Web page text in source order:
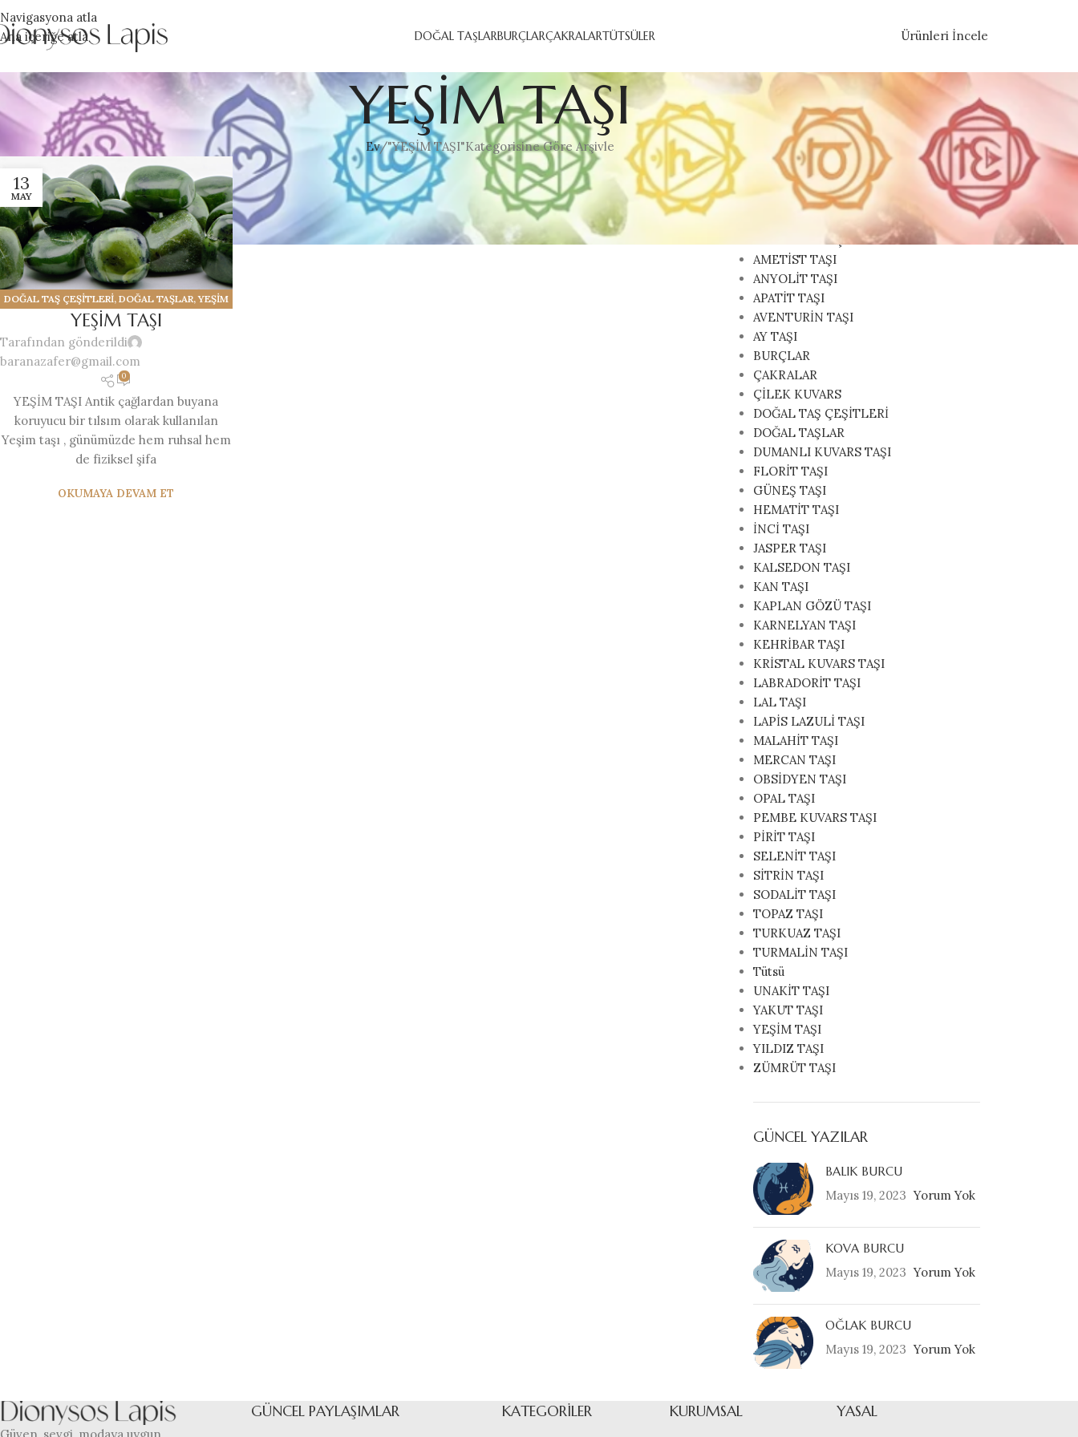
Navigasyona atla
Ana içeriğe atla
DOĞAL TAŞLARBURÇLARÇAKRALARTÜTSÜLER Ürünleri İncele
YEŞİM TAŞI
Ev "YEŞİM TAŞI"Kategorisine Göre Arşivle
13
MAY
DOĞAL TAŞ ÇEŞİTLERİ, DOĞAL TAŞLAR,YEŞİM
TAŞI
YEŞİM TAŞI
Tarafından gönderildi
baranazafer@gmail.com
0
YEŞİM TAŞI Antik çağlardan buyana
koruyucu bir tılsım olarak kullanılan
Yeşim taşı , günümüzde hem ruhsal hem
de fiziksel şifa
OKUMAYA DEVAM ET
KATEGORILER
AKİK TAŞI
AKUAMARİN TAŞI
AMAZONİT TAŞI
AMETİST TAŞI
ANYOLİT TAŞI
APATİT TAŞI
AVENTURİN TAŞI
AY TAŞI
BURÇLAR
ÇAKRALAR
ÇİLEK KUVARS
DOĞAL TAŞ ÇEŞİTLERİ
DOĞAL TAŞLAR
DUMANLI KUVARS TAŞI
FLORİT TAŞI
GÜNEŞ TAŞI
HEMATİT TAŞI
İNCİ TAŞI
JASPER TAŞI
KALSEDON TAŞI
KAN TAŞI
KAPLAN GÖZÜ TAŞI
KARNELYAN TAŞI
KEHRİBAR TAŞI
KRİSTAL KUVARS TAŞI
LABRADORİT TAŞI
LAL TAŞI
LAPİS LAZULİ TAŞI
MALAHİT TAŞI
MERCAN TAŞI
OBSİDYEN TAŞI
OPAL TAŞI
PEMBE KUVARS TAŞI
PİRİT TAŞI
SELENİT TAŞI
SİTRİN TAŞI
SODALİT TAŞI
TOPAZ TAŞI
TURKUAZ TAŞI
TURMALİN TAŞI
Tütsü
UNAKİT TAŞI
YAKUT TAŞI
YEŞİM TAŞI
YILDIZ TAŞI
ZÜMRÜT TAŞI
GÜNCEL YAZILAR
BALIK BURCU
Mayıs 19, 2023 Yorum Yok
KOVA BURCU
Mayıs 19, 2023 Yorum Yok
OĞLAK BURCU
Mayıs 19, 2023 Yorum Yok
GÜNCEL PAYLAŞIMLAR KATEGORILER KURUMSAL YASAL